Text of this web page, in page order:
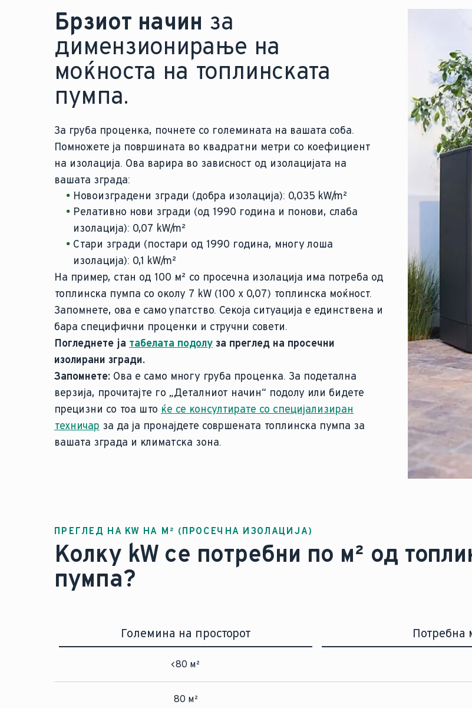
Брзиот начин за
димензионирање на
моќноста на топлинската
пумпа.
За груба проценка, почнете со големината на вашата соба.
Помножете ја површината во квадратни метри со коефициент
на изолација. Ова варира во зависност од изолацијата на
вашата зграда:
Новоизградени згради (добра изолација): 0,035 kW/m²
Релативно нови згради (од 1990 година и понови, слаба
изолација): 0,07 kW/m²
Стари згради (постари од 1990 година, многу лоша
изолација): 0,1 kW/m²
На пример, стан од 100 м² со просечна изолација има потреба од
топлинска пумпа со околу 7 kW (100 x 0,07) топлинска моќност.
Запомнете, ова е само упатство. Секоја ситуација е единствена и
бара специфични проценки и стручни совети.
Погледнете ја табелата подолу за преглед на просечни
изолирани згради.
Запомнете: Ова е само многу груба проценка. За подетална
верзија, прочитајте го „Деталниот начин“ подолу или бидете
прецизни со тоа што ќе се консултирате со специјализиран
техничар за да ја пронајдете совршената топлинска пумпа за
вашата зграда и климатска зона.
ПРЕГЛЕД НА KW НА М² (ПРОСЕЧНА ИЗОЛАЦИЈА)
Колку kW се потребни по м² од
пумпа?
Големина на просторот Потребна
<80 м²
80 м²